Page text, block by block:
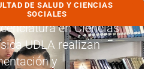
DE SALUD Y CIENCIAS
SOCIALES
en Ciencias
UDLA realizan
y